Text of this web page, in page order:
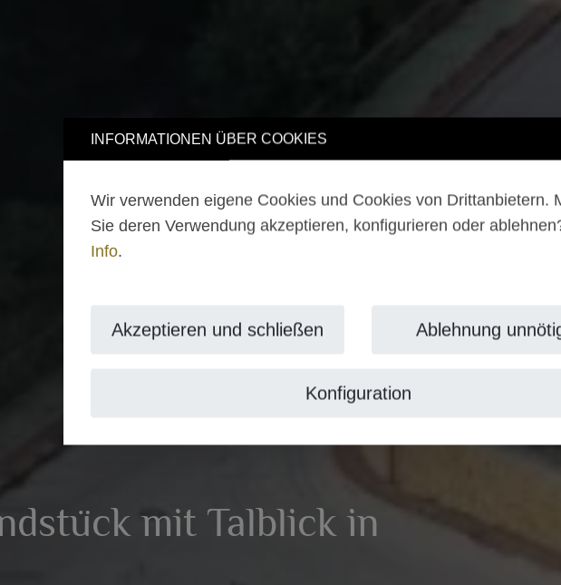
INFORMATIONEN ÜBER COOKIES
Wir verwenden eigene Cookies und Cookies von Drittanbietern.
Sie deren Verwendung akzeptieren, konfigurieren oder
Info.
Akzeptieren und schließen Ablehnung
Konfiguration
mit Talblick in